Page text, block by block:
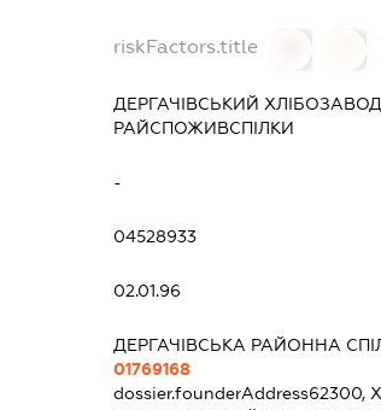
riskFactors.title
ДЕРГАЧІВСЬКИЙ ХЛІБОЗАВОД
РАЙСПОЖИВСПІЛКИ
-
04528933
02.01.96
ДЕРГАЧІВСЬКА РАЙОННА
01769168
dossier.founderAddress62300,